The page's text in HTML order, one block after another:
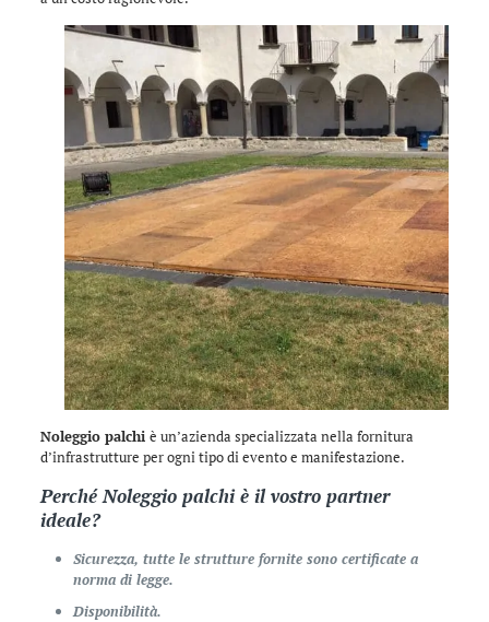
Noleggio palchi è un’azienda specializzata nella fornitura
d’infrastrutture per ogni tipo di evento e manifestazione.
PerchéNoleggio palchiè il vostro partner
ideale?
Sicurezza, tutte le strutture fornite sono certificate a
norma di legge.
Disponibilità.